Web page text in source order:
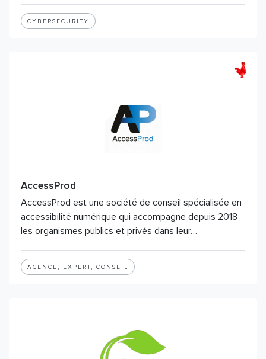
CYBERSECURITY
AccessProd
AccessProd est une société de conseil spécialisée en
accessibilité numérique qui accompagne depuis 2018
les organismes publics et privés dans leur…
AGENCE, EXPERT, CONSEIL